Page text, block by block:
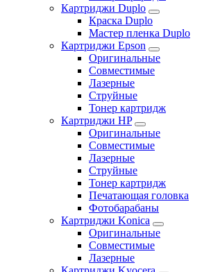
Картриджи Duplo
Краска Duplo
Мастер пленка Duplo
Картриджи Epson
Оригинальные
Совместимые
Лазерные
Струйные
Тонер картридж
Картриджи HP
Оригинальные
Совместимые
Лазерные
Струйные
Тонер картридж
Печатающая головка
Фотобарабаны
Картриджи Konica
Оригинальные
Совместимые
Лазерные